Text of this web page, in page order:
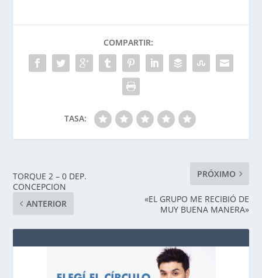
COMPARTIR:
TASA:
TORQUE 2 – 0 DEP.
CONCEPCION
ANTERIOR
PRÓXIMO
«EL GRUPO ME RECIBIÓ DE
MUY BUENA MANERA»